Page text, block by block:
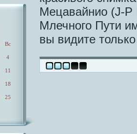
Вс
4
11
18
25
Мецавайнио (J-P
Млечного Пути
вы видите